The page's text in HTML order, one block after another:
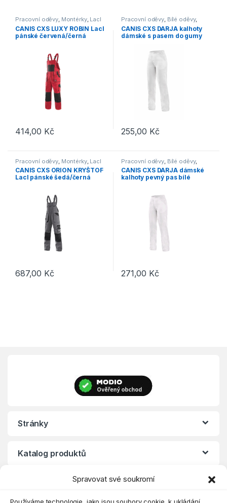
Spravovat své soukromí
Pracovní oděvy, Montérky, Lacl
CANIS CXS LUXY ROBIN Lacl
pánské červená/černá
414,00 Kč
Tento produkt má více variant. Možnosti lze vybrat na stránce
Pracovní oděvy, Bílé oděvy,
Kalhoty
CANIS CXS DARJA kalhoty
dámské s pasem do gumy
255,00 Kč
Tento produkt má více
Pracovní oděvy Montérky, Lacl
CANIS CXS ORION KRYŠTOF
Lacl pánské šedá/černá
687,00 Kč
Tento produkt má více variant. Možnosti lze vybrat na stránce
Pracovní oděvy Bílé oděvy,
Kalhoty
CANIS CXS DARJA dámské
kalhoty pevný pas bílé
271,00 Kč
Tento produkt má více
Stránky
Katalog produktů